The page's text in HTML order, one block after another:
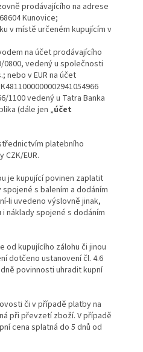
prodávajícího na adrese
Kunovice;
v místě určeném kupujícím v
na účet prodávajícího
0800, vedený u společnosti
nebo v EUR na účet
1100 vedený u Tatra Banka
(dále jen „účet
platebního
EUR.
je kupující povinen zaplatit
s balením a dodáním
li uvedeno výslovně jinak,
náklady spojené s dodáním
od kupujícího zálohu či jinou
dotčeno ustanovení čl. 4.6
povinnosti uhradit kupní
či v případě platby na
při převzetí zboží. V případě
cena splatná do 5 dnů od